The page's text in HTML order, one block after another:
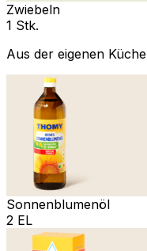
Zwiebeln
1 Stk.
Aus der eigenen Küche
Sonnenblumenöl
2 EL